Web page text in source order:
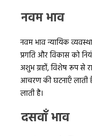
नवम भाव
नवम भाव न्यायिक
प्रगति और विकास को
अशुभ ग्रहों, विशेष रूप से राहु
आचरण की घटनाएँ
लाती है।
दसवाँ भाव